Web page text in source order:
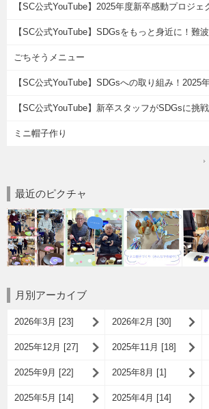
ごちそうメニュー
ミニ帽子作り
最近のピクチャ
月別アーカイブ
2026年3月 [23] 2026年2月 [30]
2025年12月 [27] 2025年11月 [18]
2025年9月 [22] 2025年8月 [1]
2025年5月 [14] 2025年4月 [14]